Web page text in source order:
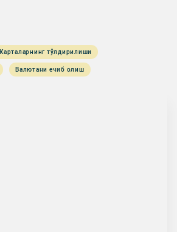
Карталарнинг тўлдирилиши
Валютани ечиб олиш